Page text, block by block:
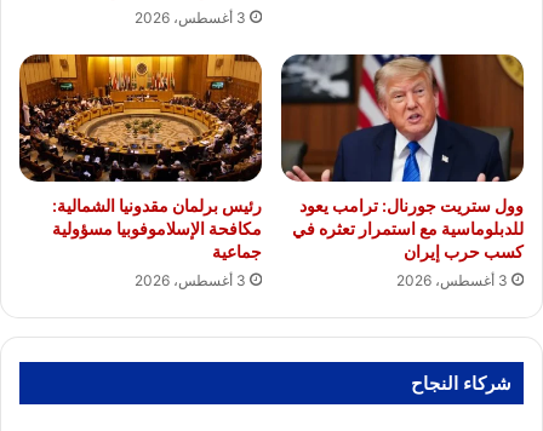
3 أغسطس، 2026
وول ستريت جورنال: ترامب يعود
للدبلوماسية مع استمرار تعثره في
كسب حرب إيران
3 أغسطس، 2026
رئيس برلمان مقدونيا الشمالية:
مكافحة الإسلاموفوبيا مسؤولية
جماعية
3 أغسطس، 2026
شركاء النجاح